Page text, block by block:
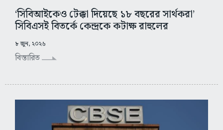
‘সিবিআইকেও টেক্কা দিয়েছে ১৮ বছরের সার্থকরা’
সিবিএসই বিতর্কে কেন্দ্রকে কটাক্ষ রাহুলের
৮ জুন, ২০২৬
বিস্তারিত